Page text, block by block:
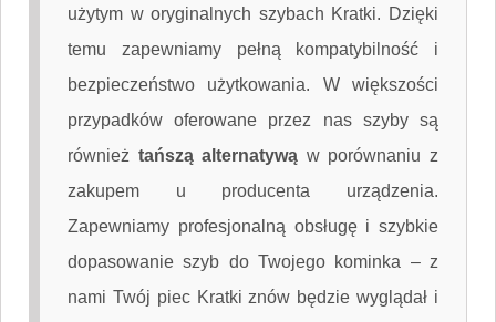
użytym w oryginalnych szybach Kratki. Dzięki
temu zapewniamy pełną kompatybilność i
bezpieczeństwo użytkowania. W większości
przypadków oferowane przez nas szyby są
również tańszą alternatywą w porównaniu z
zakupem u producenta urządzenia.
Zapewniamy profesjonalną obsługę i szybkie
dopasowanie szyb do Twojego kominka – z
nami Twój piec Kratki znów będzie wyglądał i